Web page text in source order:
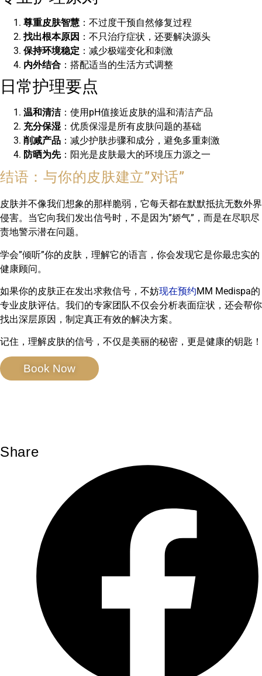
尊重皮肤智慧 ：不过度干预自然修复过程
找出根本原因 ：不只治疗症状，还要解决源头
保持环境稳定 ：减少极端变化和刺激
内外结合 ：搭配适当的生活方式调整
日常护理要点
温和清洁：使用pH值接近皮肤的温和清洁产品
充分保湿 ：优质保湿是所有皮肤问题的基础
削减产品 ：减少护肤步骤和成分，避免多重刺激
防晒为先：阳光是皮肤最大的环境压力源之一
结语：与你的皮肤建立”对话”
皮肤并不像我们想象的那样脆弱，它每天都在默默抵抗无数外界
侵害。当它向我们发出信号时，不是因为”娇气”，而是在尽职尽
责地警示潜在问题。
学会”倾听”你的皮肤，理解它的语言，你会发现它是你最忠实的
健康顾问。
如果你的皮肤正在发出求救信号，不妨现在预约MM Medispa的
专业皮肤评估。我们的专家团队不仅会分析表面症状，还会帮你
找出深层原因，制定真正有效的解决方案。
记住，理解皮肤的信号，不仅是美丽的秘密，更是健康的钥匙！
Book Now
Share